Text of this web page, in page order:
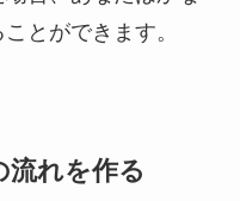
とができます。
流れを作る